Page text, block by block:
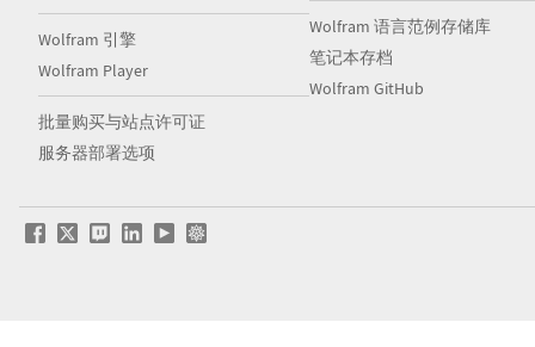
Wolfram 引擎
Wolfram Player
批量购买与站点许可证
服务器部署选项
Wolfram 语言范例存储库
笔记本存档
Wolfram GitHub